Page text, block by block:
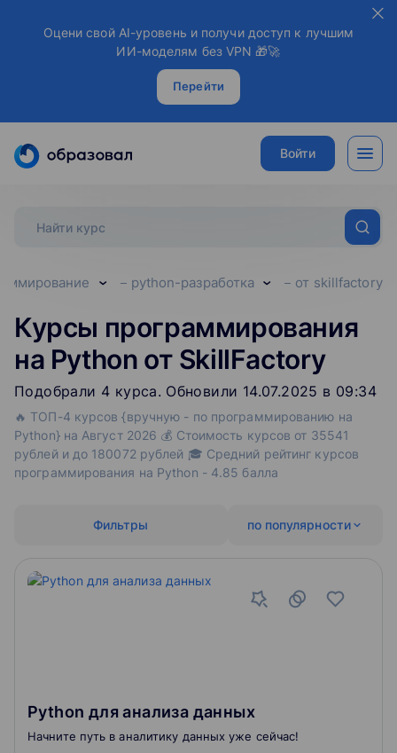
Оцени свой AI-уровень и получи доступ к лучшим
ИИ-моделям без VPN 🎁🚀
Перейти
Войти
python-разработка от skillfactory
Курсы программирования
на Python от SkillFactory
Подобрали 4 курса. Обновили 14.07.2025 в 09:34
🔥 ТОП-4 курсов {вручную - по программированию на
Python} на Август 2026 💰 Стоимость курсов от 35541
рублей и до 180072 рублей 🎓 Средний рейтинг курсов
программирования на Python - 4.85 балла
по популярности
Фильтры
Python для анализа данных
Начните путь в аналитику данных уже сейчас!